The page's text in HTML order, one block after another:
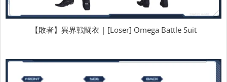
【敗者】異界戦闘衣 | [Loser] Omega Battle Suit